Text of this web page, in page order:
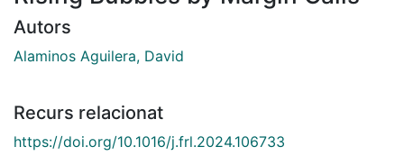
Autors
Alaminos Aguilera, David
Recurs relacionat
https://doi.org/10.1016/j.frl.2024.106733